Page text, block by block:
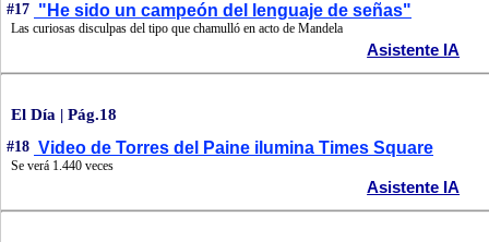
#17 "He sido un campeón del lenguaje de señas"
Las curiosas disculpas del tipo que chamulló en acto de Mandela
Asistente IA
El Día | Pág.18
#18 Video de Torres del Paine ilumina Times Square
Se verá 1.440 veces
Asistente IA